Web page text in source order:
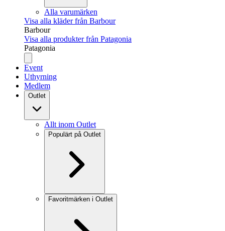
Alla varumärken
Visa alla kläder från Barbour
Barbour
Visa alla produkter från Patagonia
Patagonia
Event
Uthyrning
Medlem
Outlet
Allt inom Outlet
Populärt på Outlet
Favoritmärken i Outlet